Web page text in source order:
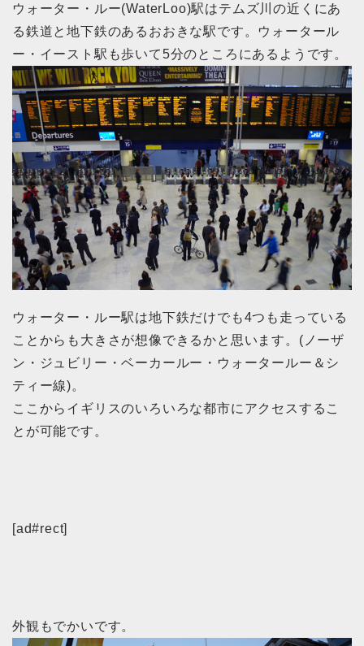
ウォーター・ルー(WaterLoo)駅はテムズ川の近くにあ
る鉄道と地下鉄のあるおおきな駅です。ウォータール
ー・イースト駅も歩いて5分のところにあるようです。
ウォーター・ルー駅は地下鉄だけでも4つも走っている
ことからも大きさが想像できるかと思います。(ノーザ
ン・ジュビリー・ベーカールー・ウォータールー＆シ
ティー線)。
ここからイギリスのいろいろな都市にアクセスするこ
とが可能です。
[ad#rect]
外観もでかいです。